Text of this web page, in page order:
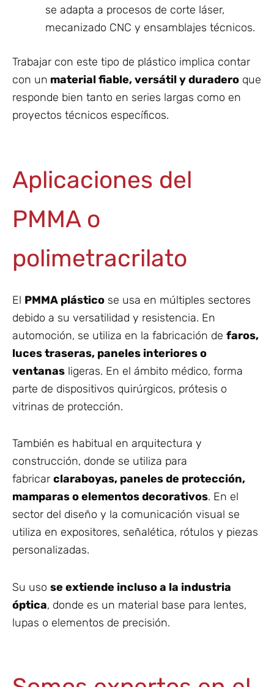
se adapta a procesos de corte láser,
mecanizado CNC y ensamblajes técnicos.
Trabajar con este tipo de plástico implica contar
con un material fiable, versátil y duradero que
responde bien tanto en series largas como en
proyectos técnicos específicos.
Aplicaciones del
PMMA o
polimetracrilato
El PMMA plástico se usa en múltiples sectores
debido a su versatilidad y resistencia. En
automoción, se utiliza en la fabricación de faros,
luces traseras, paneles interiores o
ventanas ligeras. En el ámbito médico, forma
parte de dispositivos quirúrgicos, prótesis o
vitrinas de protección.
También es habitual en arquitectura y
construcción, donde se utiliza para
fabricar claraboyas, paneles de protección,
mamparas o elementos decorativos. En el
sector del diseño y la comunicación visual se
utiliza en expositores, señalética, rótulos y piezas
personalizadas.
Su uso se extiende incluso a la industria
óptica, donde es un material base para lentes,
lupas o elementos de precisión.